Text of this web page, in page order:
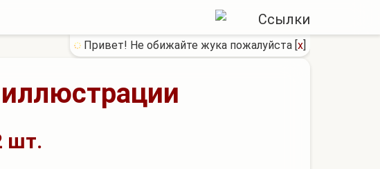
Привет! Не обижайте жука пожалуйста [x]
шт.